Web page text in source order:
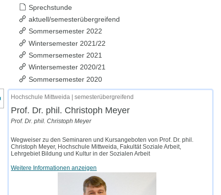
Sprechstunde
aktuell/semesterübergreifend
Sommersemester 2022
Wintersemester 2021/22
Sommersemester 2021
Wintersemester 2020/21
Sommersemester 2020
des Kursmenüs
Hochschule Mittweida | semesterübergreifend
Prof. Dr. phil. Christoph Meyer
Prof. Dr. phil. Christoph Meyer
Wegweiser zu den Seminaren und Kursangeboten von Prof. Dr. phil.
Christoph Meyer, Hochschule Mittweida, Fakultät Soziale Arbeit,
Lehrgebiet Bildung und Kultur in der Sozialen Arbeit
Weitere Informationen anzeigen